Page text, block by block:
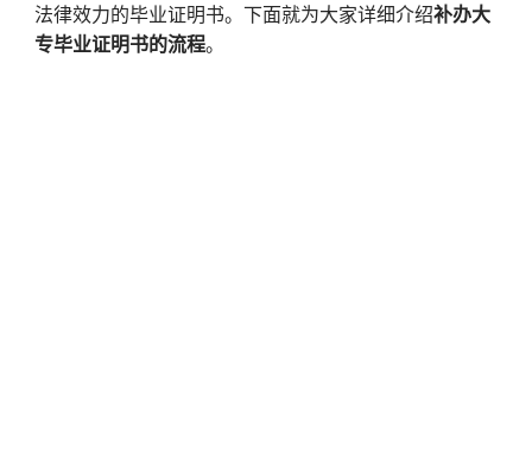
法律效力的毕业证明书。下面就为大家详细介绍补办大
专毕业证明书的流程。